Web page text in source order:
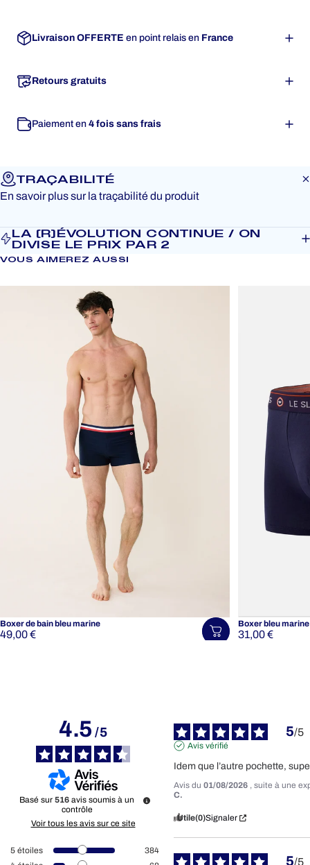
Livraison OFFERTE en point relais en France
Retours gratuits
Paiement en 4 fois sans frais
TRAÇABILITÉ
En savoir plus sur la traçabilité du produit
LA (R)ÉVOLUTION CONTINUE / ON
DIVISE LE PRIX PAR 2
VOUS AIMEREZ AUSSI
Choisir une
Boxer de bain bleu marine
49,00 €
Boxer bleu
31,00 €
4.5/5
Basé sur 516 avis soumis à un
contrôle
Voir tous les avis sur ce site
5 étoiles
384
5/5
Avis vérifié
Idem que l’autre pochette,
Avis du 01/08/2026 , suite à une
C.
Utile(0)Signaler
5/5